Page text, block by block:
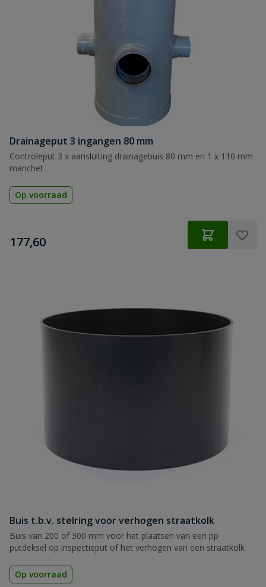
Drainageput 3 ingangen 80 mm
Controleput 3 x aansluiting drainagebuis 80 mm en 1 x 110 mm
manchet
Op voorraad
€
177,60
Buis t.b.v. stelring voor verhogen straatkolk
Buis van 200 of 300 mm voor het plaatsen van een pp
putdeksel op inspectieput of het verhogen van een straatkolk
Op voorraad